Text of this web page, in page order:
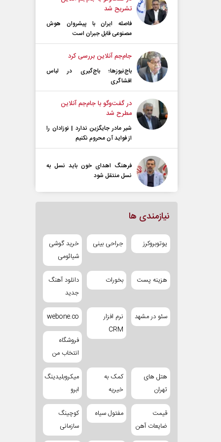
تشریح شد
فاصله ایران با پیشرو‌ان هوش
مصنوعی قابل جبران است
جام‌جم آنلاین بررسی کرد
باج‌نیوزها؛ باج‌گیری در لباس
افشاگری
در گفت‌و‌گو با جام‌جم آنلاین
مطرح شد
شیر مادر جایگزین ندارد | نوزادان را
از فواید آن محروم نکنیم
فرهنگ اهدای خون باید نسل به
نسل منتقل شود
نیازمندی ها
یوتوبروکرز جراحی بینی
خرید گوشی
شیائومی
هزینه پست بخورات
دانلود آهنگ
جدید
سئو در مشهد
نرم افزار
CRM
webone.co
فروشگاه
انتخاب من
هتل های
تهران
کمک به
خیریه
میکروبلیدینگ
ابرو
قیمت
ضایعات آهن
مفتول سیاه
کوچینگ
سازمانی